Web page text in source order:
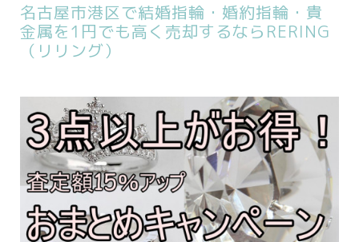
名古屋市港区で結婚指輪・婚約指輪・貴
金属を1円でも高く売却するならRERING
（リリング）